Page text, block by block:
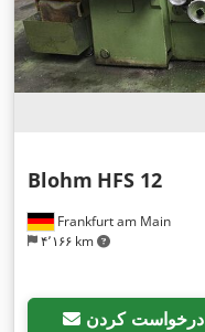
Frankfurt am Main
۴٬۱۶۶ km
Blohm HFS 12
درخواست کردن